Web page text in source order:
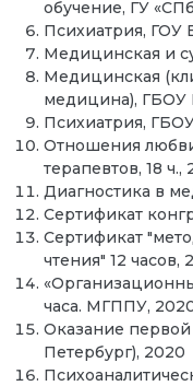
обучение, ГУ
Психиатрия, ГОУ
Медицинская и
Медицинская
медицина), ГБОУ
Психиатрия,
Отношения
терапевтов, 18 ч.,
Диагностика в
Сертификат
Сертификат
чтения" 12 часов,
часа. МГППУ,
Оказание первой
Петербург), 2020